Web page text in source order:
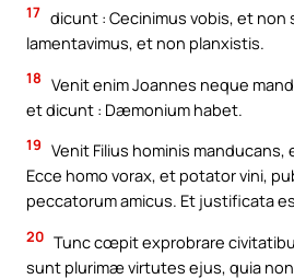
17 dicunt : Cecinimus vobis, et non
lamentavimus, et non planxistis.
18 Venit enim Joannes neque
et dicunt : Dæmonium habet.
19 Venit Filius hominis
Ecce homo vorax, et potator vini,
peccatorum amicus. Et justificata
20 Tunc cœpit exprobrare
sunt plurimæ virtutes ejus, quia